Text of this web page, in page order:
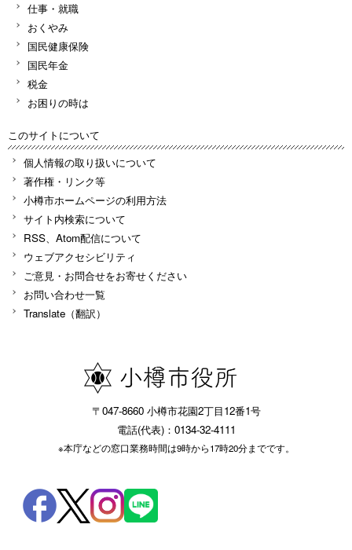
仕事・就職
おくやみ
国民健康保険
国民年金
税金
お困りの時は
このサイトについて
個人情報の取り扱いについて
著作権・リンク等
小樽市ホームページの利用方法
サイト内検索について
RSS、Atom配信について
ウェブアクセシビリティ
ご意見・お問合せをお寄せください
お問い合わせ一覧
Translate（翻訳）
〒047-8660 小樽市花園2丁目12番1号
電話(代表)：0134-32-4111
※本庁などの窓口業務時間は9時から17時20分までです。